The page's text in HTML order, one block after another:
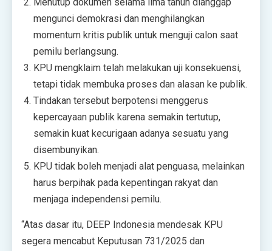
mengunci demokrasi dan menghilangkan
momentum kritis publik untuk menguji calon saat
pemilu berlangsung.
KPU mengklaim telah melakukan uji konsekuensi,
tetapi tidak membuka proses dan alasan ke publik.
Tindakan tersebut berpotensi menggerus
kepercayaan publik karena semakin tertutup,
semakin kuat kecurigaan adanya sesuatu yang
disembunyikan.
KPU tidak boleh menjadi alat penguasa, melainkan
harus berpihak pada kepentingan rakyat dan
menjaga independensi pemilu.
“Atas dasar itu, DEEP Indonesia mendesak KPU
segera mencabut Keputusan 731/2025 dan